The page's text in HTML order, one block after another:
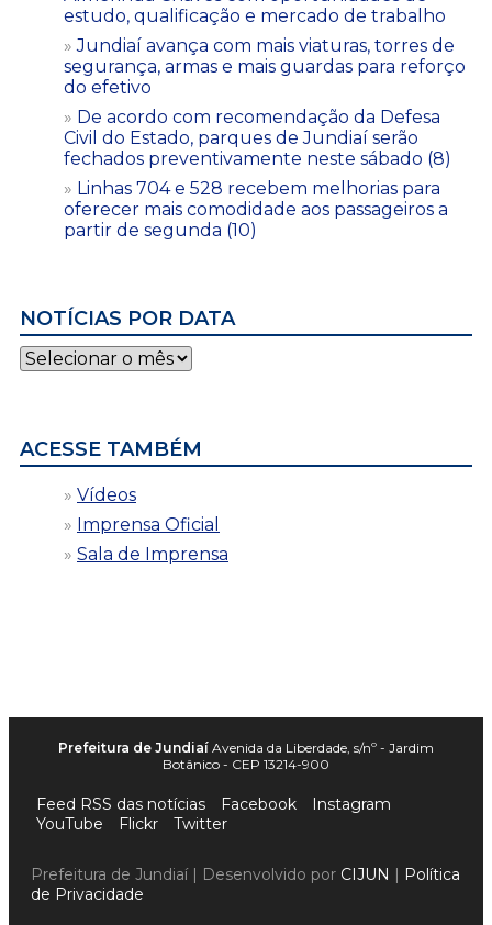
estudo, qualificação e mercado de trabalho
Jundiaí avança com mais viaturas, torres de
segurança, armas e mais guardas para reforço
do efetivo
De acordo com recomendação da Defesa
Civil do Estado, parques de Jundiaí serão
fechados preventivamente neste sábado (8)
Linhas 704 e 528 recebem melhorias para
oferecer mais comodidade aos passageiros a
partir de segunda (10)
NOTÍCIAS POR DATA
Notícias
por
ACESSE TAMBÉM
Vídeos
Imprensa Oficial
Sala de Imprensa
Prefeitura de Jundiaí Avenida da Liberdade, s/nº - Jardim
Botânico - CEP 13214-900
Feed RSS das notícias Facebook
Instagram
YouTube
Flickr Twitter
Prefeitura de Jundiaí | Desenvolvido por CIJUN | Política
de Privacidade